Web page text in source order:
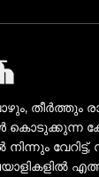
തീർത്തും
കൊടുക്കുന്ന